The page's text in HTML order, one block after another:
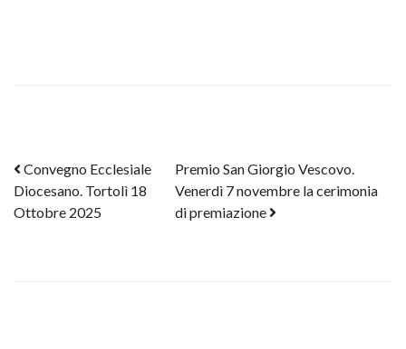
Post navigation
Convegno Ecclesiale
Diocesano. Tortolì 18
Ottobre 2025
Premio San Giorgio Vescovo.
Venerdì 7 novembre la cerimonia
di premiazione